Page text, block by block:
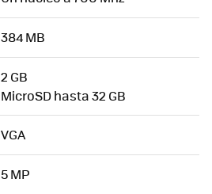
384 MB
2 GB
MicroSD hasta 32 GB
VGA
5 MP